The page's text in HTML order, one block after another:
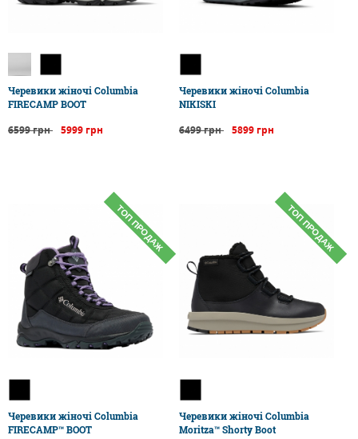
Черевики жіночі Columbia
FIRECAMP BOOT
6599 грн 5999 грн
Черевики жіночі Columbia
NIKISKI
6499 грн 5899 грн
ТОП ПРОДАЖ
Черевики жіночі Columbia
FIRECAMP™ BOOT
ТОП ПРОДАЖ
Черевики жіночі Columbia
Moritza™ Shorty Boot